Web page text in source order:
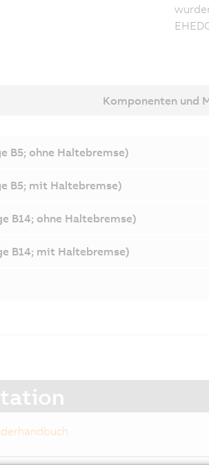
Komponenten und
B5; ohne Haltebremse)
B5; mit Haltebremse)
B14; ohne Haltebremse)
B14; mit Haltebremse)